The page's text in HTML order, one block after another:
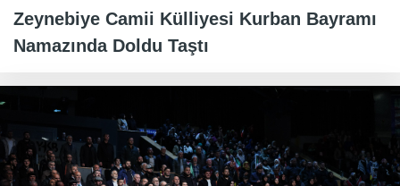
Zeynebiye Camii Külliyesi Kurban Bayramı
Namazında Doldu Taştı